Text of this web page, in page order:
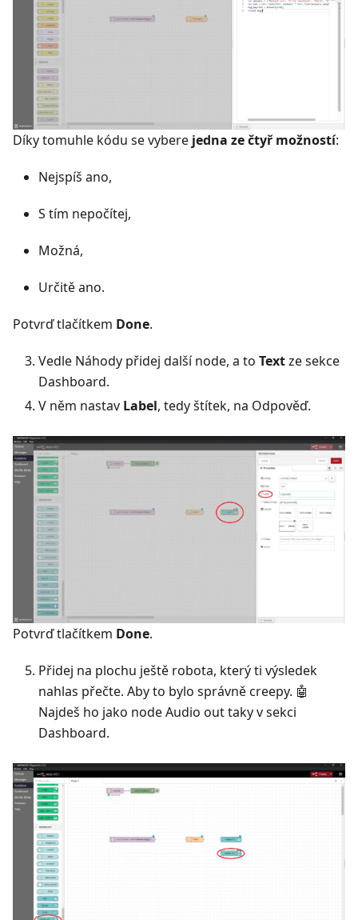
Díky tomuhle kódu se vybere jedna ze čtyř možností:
Nejspíš ano,
S tím nepočítej,
Možná,
Určitě ano.
Potvrď tlačítkem Done.
Vedle Náhody přidej další node, a to Textze sekce
Dashboard.
V něm nastav Label, tedy štítek, na Odpověď.
Potvrď tlačítkem Done.
Přidej na plochu ještě robota, který ti výsledek
nahlas přečte. Aby to bylo správně creepy. 🤖
Najdeš ho jako node Audio out taky v sekci
Dashboard.